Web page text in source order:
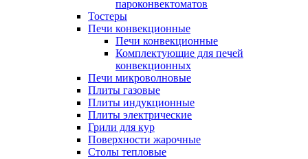
пароконвектоматов
Тостеры
Печи конвекционные
Печи конвекционные
Комплектующие для печей
конвекционных
Печи микроволновые
Плиты газовые
Плиты индукционные
Плиты электрические
Грили для кур
Поверхности жарочные
Столы тепловые